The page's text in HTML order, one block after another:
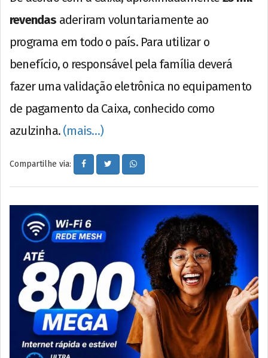
revendas aderiram voluntariamente ao
programa em todo o país. Para utilizar o
benefício, o responsável pela família deverá
fazer uma validação eletrônica no equipamento
de pagamento da Caixa, conhecido como
azulzinha. (mais…)
Compartilhe via: